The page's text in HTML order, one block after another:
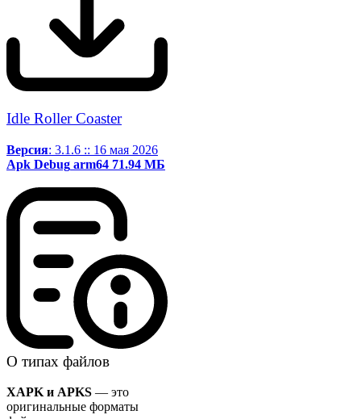
Idle Roller Coaster
Версия: 3.1.6 :: 16 мая 2026
Apk Debug arm64 71.94 МБ
О типах файлов
XAPK и APKS — это
оригинальные форматы